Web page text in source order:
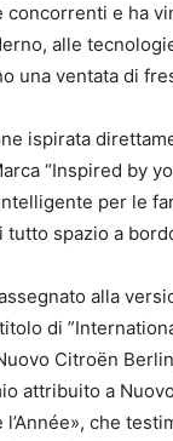
e ha
alle
una ventata di
ispirata
“Inspired by
per le
spazio a
alla
di
Citroën
attribuito a
che